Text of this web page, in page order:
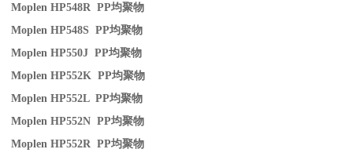
Moplen HP548R PP均聚物
Moplen HP548S PP均聚物
Moplen HP550J PP均聚物
Moplen HP552K PP均聚物
Moplen HP552L PP均聚物
Moplen HP552N PP均聚物
Moplen HP552R PP均聚物